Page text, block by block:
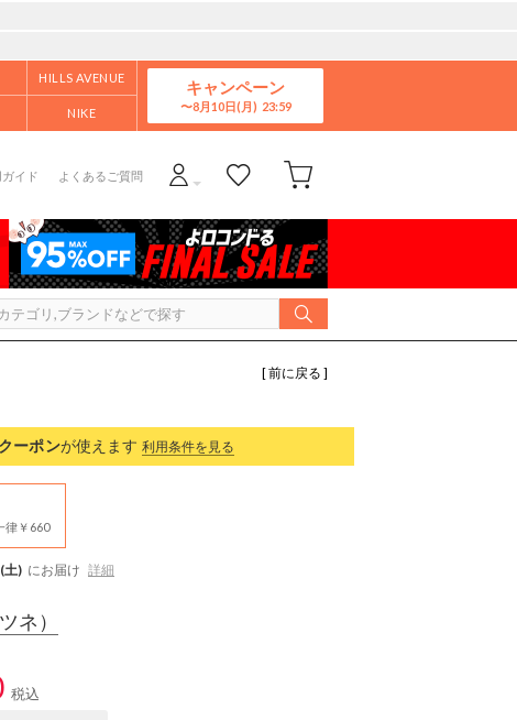
HILLS AVENUE
NIKE
キャンペーン
8月10日(月)
ガイド よくあるご質問
[ 前に戻る ]
ーポンが使えます 利用条件を見る
律￥660
土) にお届け 詳細
ネ）
税込